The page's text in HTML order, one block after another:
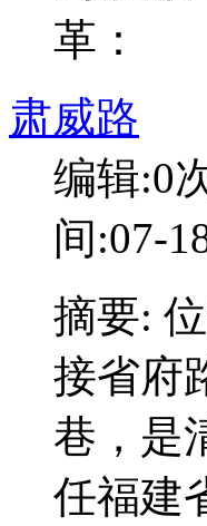
革：
肃威路
编辑:0
间:07-
摘要:
接省府
巷，是
任福建